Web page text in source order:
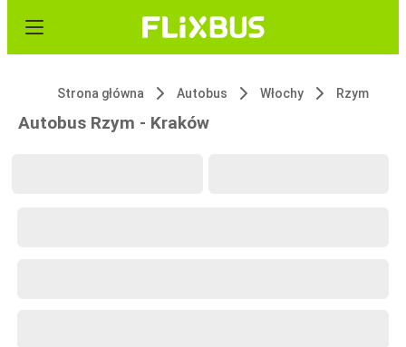
Strona główna Autobus Włochy Rzym
Autobus Rzym - Kraków